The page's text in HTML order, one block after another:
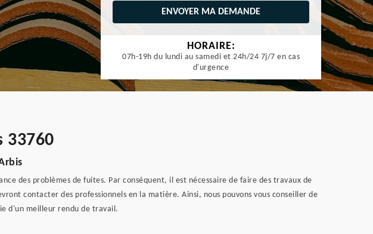
HORAIRE:
07h-19h du lundi au samedi et 24h/24 7j/7 en cas
d'urgence
33760
des problèmes de fuites. Par conséquent, il est nécessaire de faire des travaux de
contacter des professionnels en la matière. Ainsi, nous pouvons vous conseiller de
d'un meilleur rendu de travail.